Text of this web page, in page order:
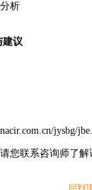
析
建议
jysbg/
联系咨询师了解
回到